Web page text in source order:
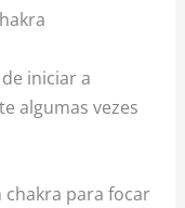
iniciar a
algumas vezes
chakra para focar